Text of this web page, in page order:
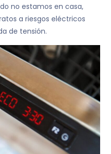
no estamos en casa,
a riesgos eléctricos
de tensión.